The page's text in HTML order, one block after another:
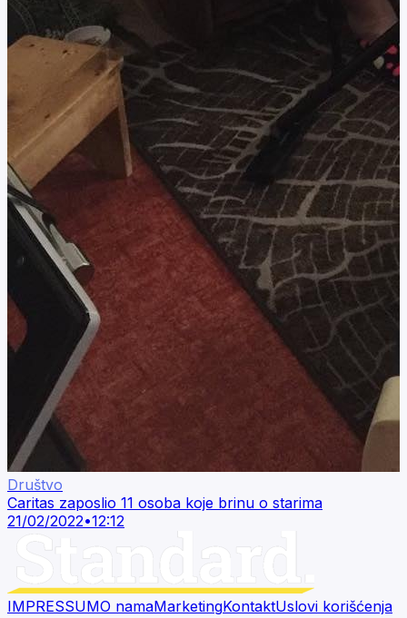
Društvo
Caritas zaposlio 11 osoba koje brinu o starima
21/02/2022•12:12
IMPRESSUMO namaMarketingKontaktUslovi korišćenja